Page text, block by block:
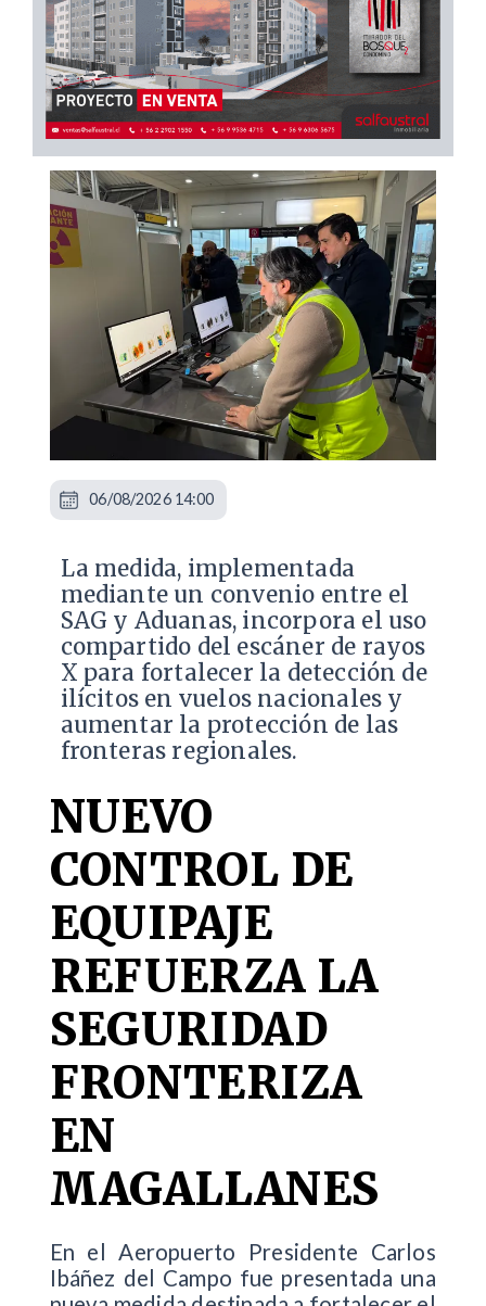
La medida, implementada
mediante un convenio entre el
SAG y Aduanas, incorpora el uso
compartido del escáner de rayos
X para fortalecer la detección de
ilícitos en vuelos nacionales y
aumentar la protección de las
fronteras regionales.
NUEVO
CONTROL DE
EQUIPAJE
REFUERZA LA
SEGURIDAD
FRONTERIZA
EN
MAGALLANES
En el Aeropuerto Presidente Carlos
Ibáñez del Campo fue presentada una
06/08/2026 14:00